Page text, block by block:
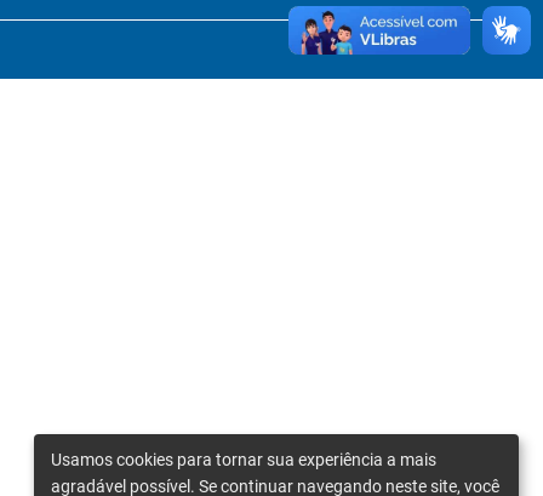
Usamos cookies para tornar sua experiência a mais
agradável possível. Se continuar navegando neste site, você